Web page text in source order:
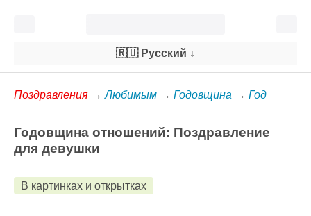
🇷🇺 Русский ↓
Поздравления →Любимым → Годовщина → Год
Годовщина отношений: Поздравление
для девушки
В картинках и открытках